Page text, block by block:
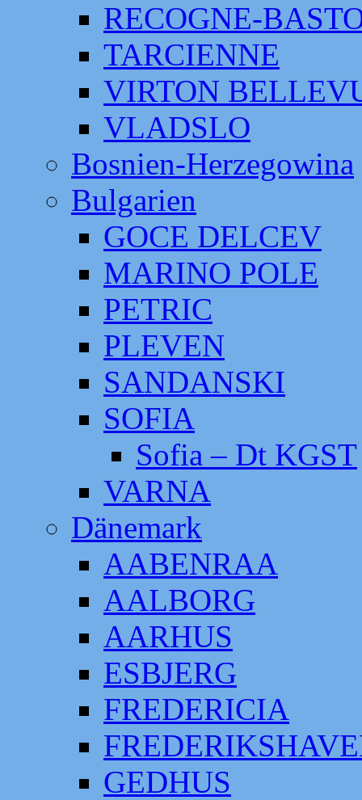
RECOGNE-
TARCIENNE
VIRTON
VLADSLO
Bosnien-Herzegowina
Bulgarien
GOCE DELCEV
MARINO POLE
PETRIC
PLEVEN
SANDANSKI
SOFIA
Sofia – Dt KGST
VARNA
Dänemark
AABENRAA
AALBORG
AARHUS
ESBJERG
FREDERICIA
GEDHUS